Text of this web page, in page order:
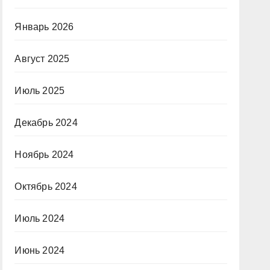
Январь 2026
Август 2025
Июль 2025
Декабрь 2024
Ноябрь 2024
Октябрь 2024
Июль 2024
Июнь 2024